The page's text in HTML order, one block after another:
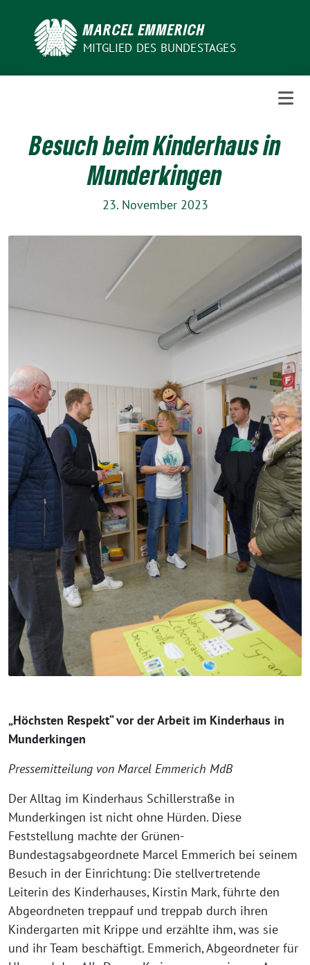
MARCEL EMMERICH
MITGLIED DES BUNDESTAGES
Besuch beim Kinderhaus in
Munderkingen
23. November 2023
„Höchsten Respekt“ vor der Arbeit im Kinderhaus in
Munderkingen
Pressemitteilung von Marcel Emmerich MdB
Der Alltag im Kinderhaus Schillerstraße in
Munderkingen ist nicht ohne Hürden. Diese
Feststellung machte der Grünen-
Bundestagsabgeordnete Marcel Emmerich bei seinem
Besuch in der Einrichtung: Die stellvertretende
Leiterin des Kinderhauses, Kirstin Mark, führte den
Abgeordneten treppauf und treppab durch ihren
Kindergarten mit Krippe und erzählte ihm, was sie
und ihr Team beschäftigt. Emmerich, Abgeordneter für